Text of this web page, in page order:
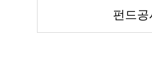
펀드공